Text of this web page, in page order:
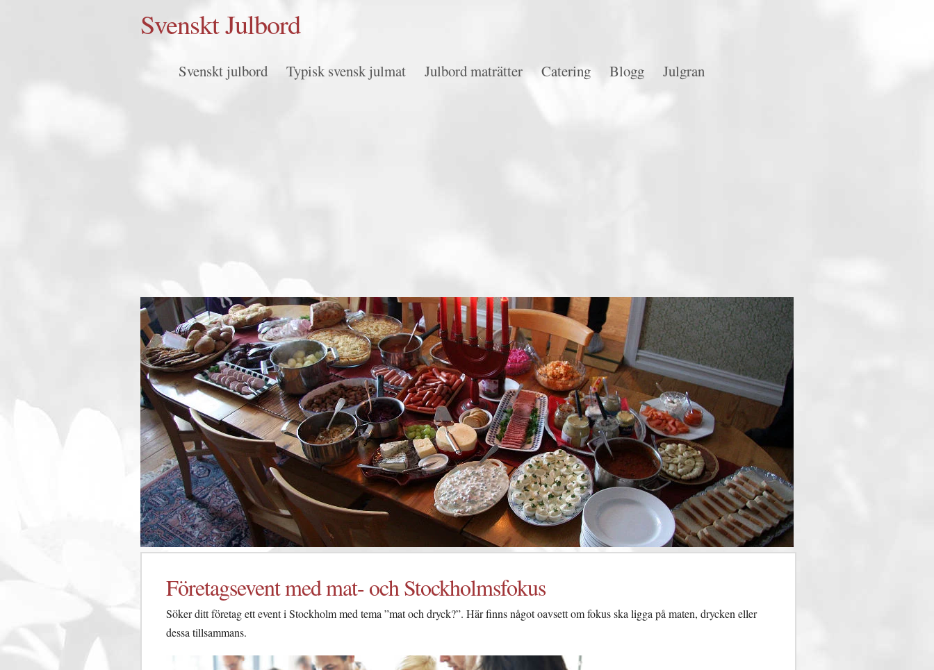
Svenskt Julbord
Svenskt julbord Typisk svensk julmat Julbord maträtter Catering Blogg Julgran
Företagsevent med mat- och Stockholmsfokus
Söker ditt företag ett event i Stockholm med tema ”mat och dryck?”. Här finns något oavsett om fokus ska ligga på maten, drycken eller
dessa tillsammans.